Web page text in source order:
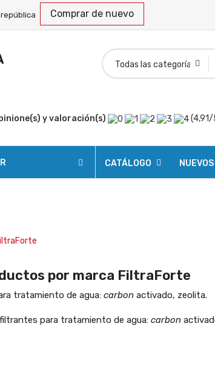
Comprar de nuevo
y valoración(s)
(4,91/
CATÁLOGO
por marca FiltraForte
tratamiento de agua: carbon activado, zeolita.
para tratamiento de agua: carbon